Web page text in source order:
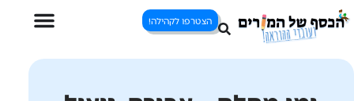
הצטרפו לקהילה!